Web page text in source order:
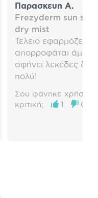
Παρασκευη Α.
Frezyderm sun sea
dry mist
Τελειο εφαρμόζει κ
απορροφάται
αφήνει λεκέδες
πολύ!
Σου φάνηκε χρήσιμη
κριτική;
1 0